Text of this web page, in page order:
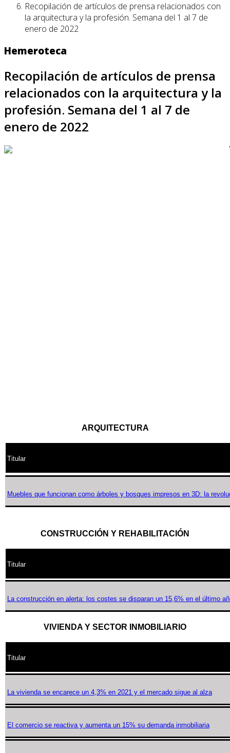
Recopilación de artículos de prensa relacionados con
la arquitectura y la profesión. Semana del 1 al 7 de
enero de 2022
Hemeroteca
Recopilación de artículos de prensa
relacionados con la arquitectura y la
profesión. Semana del 1 al 7 de
enero de 2022
ARQUITECTURA
Titular
Muebles que funcionan como árboles y bosques impresos en 3D: la
CONSTRUCCIÓN Y REHABILITACIÓN
Titular
La construcción en alerta: los costes se disparan un 15,6% en el último
VIVIENDA Y SECTOR INMOBILIARIO
Titular
La vivienda se encarece un 4,3% en 2021 y el mercado sigue al alza
El comercio se reactiva y aumenta un 15% su demanda inmobiliaria